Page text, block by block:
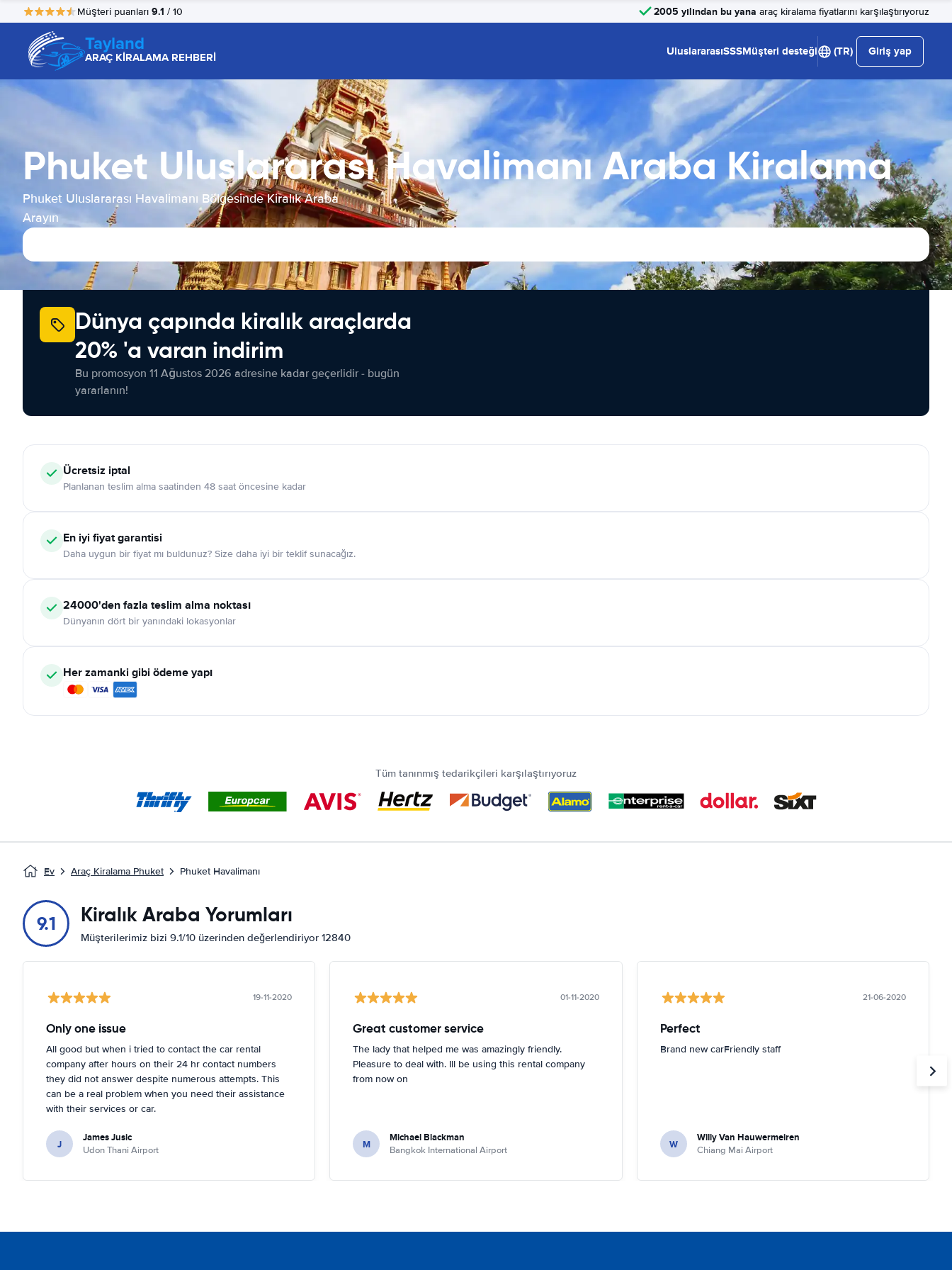
Müşteri puanları 9.1 / 10 2005 yılından bu yana araç kiralama fiyatlarını karşılaştırıyoruz
Tayland
ARAÇ KİRALAMA REHBERİ UluslararasıSSSMüşteri desteği (TR) Giriş yap
Phuket Uluslararası Havalimanı Araba Kiralama
Phuket Uluslararası Havalimanı Bölgesinde Kiralık Araba
Arayın
Dünya çapında kiralık araçlarda
20% 'a varan indirim
Bu promosyon 11 Ağustos 2026 adresine kadar geçerlidir - bugün
yararlanın!
Ücretsiz iptal
Planlanan teslim alma saatinden 48 saat öncesine kadar
En iyi fiyat garantisi
Daha uygun bir fiyat mı buldunuz? Size daha iyi bir teklif sunacağız.
24000'den fazla teslim alma noktası
Dünyanın dört bir yanındaki lokasyonlar
Her zamanki gibi ödeme yapı
Tüm tanınmış tedarikçileri karşılaştırıyoruz
Ev Araç Kiralama Phuket Phuket Havalimanı
9.1 Kiralık Araba Yorumları
Müşterilerimiz bizi 9.1/10 üzerinden değerlendiriyor 12840
19-11-2020
Only one issue
All good but when i tried to contact the car rental
company after hours on their 24 hr contact numbers
they did not answer despite numerous attempts. This
can be a real problem when you need their assistance
with their services or car.
J James Jusic
Udon Thani Airport
01-11-2020
Great customer service
The lady that helped me was amazingly friendly.
Pleasure to deal with. Ill be using this rental company
from now on
M Michael Blackman
Bangkok International Airport
21-06-2020
Perfect
Brand new carFriendly staff
W Willy Van Hauwermeiren
Chiang Mai Airport